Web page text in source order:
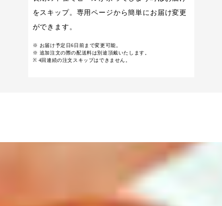
をスキップ。専用ページから簡単にお届け変更
ができます。
※ お届け予定日6日前まで変更可能。
※ 追加注文の際の配送料は別途頂戴いたします。
※ 4回連続の注文スキップはできません。